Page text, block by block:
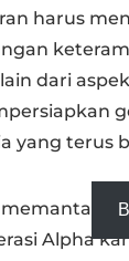
harus
dari
yang terus
Alpha